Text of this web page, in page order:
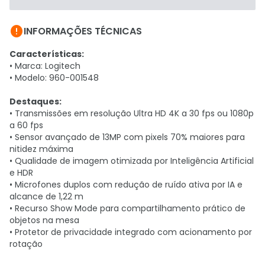
INFORMAÇÕES TÉCNICAS
Características:
• Marca: Logitech
• Modelo: 960-001548
Destaques:
• Transmissões em resolução Ultra HD 4K a 30 fps ou 1080p
a 60 fps
• Sensor avançado de 13MP com pixels 70% maiores para
nitidez máxima
• Qualidade de imagem otimizada por Inteligência Artificial
e HDR
• Microfones duplos com redução de ruído ativa por IA e
alcance de 1,22 m
• Recurso Show Mode para compartilhamento prático de
objetos na mesa
• Protetor de privacidade integrado com acionamento por
rotação